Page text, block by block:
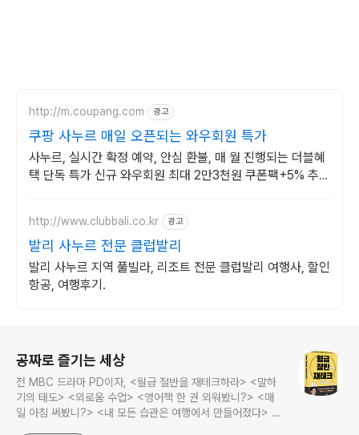
http://m.coupang.com 광고
쿠팡 사누르 매일 오픈되는 와우회원 특가
사누르, 실시간 확정 예약, 안심 환불, 매 월 진행되는 더블혜
택 단독 특가 신규 와우회원 최대 2만3천원 쿠폰팩+5% 추가
http://www.clubbali.co.kr 광고
발리 사누르 전문 클럽발리
발리 사누르 지역 풀빌라, 리조트 전문 클럽발리 여행사, 할인
항공, 여행후기.
공짜로 즐기는 세상
전 MBC 드라마 PD이자, <월급 절반을 재테크하라> <말하
기의 태도> <외로움 수업> <영어책 한 권 외워봤니?> <매
일 아침 써봤니?> <내 모든 습관은 여행에서 만들어졌다> <